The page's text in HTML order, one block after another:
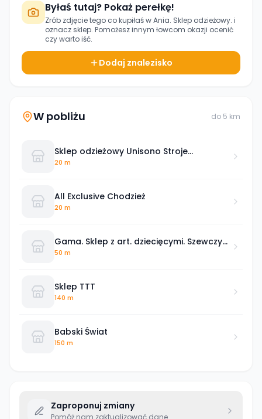
Byłaś tutaj? Pokaż perełkę!
Zrób zdjęcie tego co kupiłaś wAnia. Sklep odzieżowy. i
oznacz sklep. Pomożesz innym łowcom okazji ocenić
czy warto iść.
Dodaj znalezisko
W pobliżu do 5 km
Sklep odzieżowy Unisono Stroje
kąpielowe Self
20 m
All Exclusive Chodzież
20 m
Gama. Sklep z art. dziecięcymi. Szewczyk
U.
50 m
Sklep TTT
140 m
Babski Świat
150 m
Zaproponuj zmiany
Pomóż nam zaktualizować dane